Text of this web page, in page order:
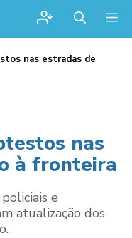
nas estradas de
nas
à fronteira
e
atualização dos